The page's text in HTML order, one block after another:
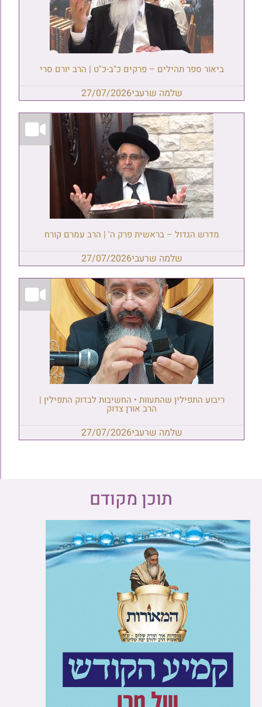
ביאור ספר תהילים – פרקים כ"ב-כ"ט | הרב יורם סרי
שלמה שרעבי27/07/2026
מדרש הגדול – בראשית פרק ה' | הרב עמרם קורח
שלמה שרעבי27/07/2026
ריבוע התפילין שהתעוות • החשיבות לבדוק התפילין |
הרב אורן צדוק
שלמה שרעבי27/07/2026
תוכן מקודם